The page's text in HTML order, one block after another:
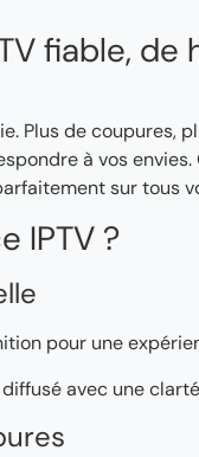
fiable,
Plus de coupures,
à vos envies.
sur tous
IPTV ?
pour une
avec une